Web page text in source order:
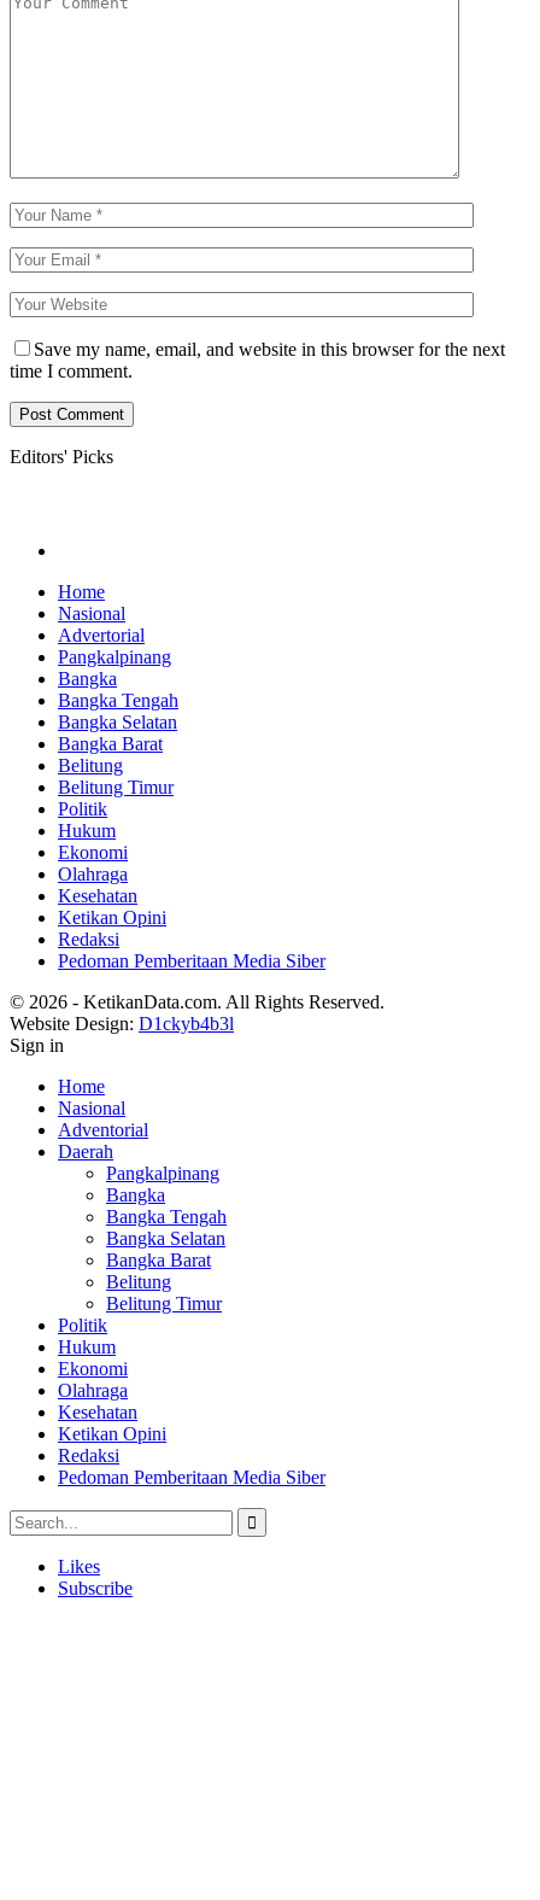
Save my name, email, and website in this browser for the next
time I comment.
Editors' Picks
Home
Nasional
Advertorial
Pangkalpinang
Bangka
Bangka Tengah
Bangka Selatan
Bangka Barat
Belitung
Belitung Timur
Politik
Hukum
Ekonomi
Olahraga
Kesehatan
Ketikan Opini
Redaksi
Pedoman Pemberitaan Media Siber
© 2026 - KetikanData.com. All Rights Reserved.
Website Design: D1ckyb4b3l
Sign in
Home
Nasional
Adventorial
Daerah
Pangkalpinang
Bangka
Bangka Tengah
Bangka Selatan
Bangka Barat
Belitung
Belitung Timur
Politik
Hukum
Ekonomi
Olahraga
Kesehatan
Ketikan Opini
Redaksi
Pedoman Pemberitaan Media Siber
Likes
Subscribe